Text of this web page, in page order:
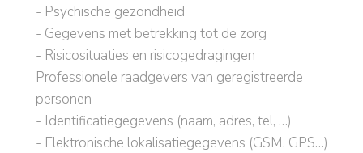
- Psychische gezondheid
- Gegevens met betrekking tot de zorg
- Risicosituaties en risicogedragingen
Professionele raadgevers van geregistreerde
personen
- Identificatiegegevens (naam, adres, tel, …)
- Elektronische lokalisatiegegevens (GSM, GPS…)